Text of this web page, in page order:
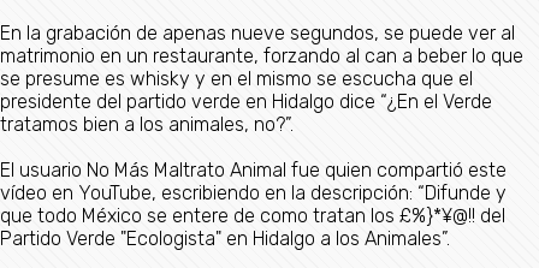
En la grabación de apenas nueve segundos, se puede ver al
matrimonio en un restaurante, forzando al can a beber lo que
se presume es whisky y en el mismo se escucha que el
presidente del partido verde en Hidalgo dice “¿En el Verde
tratamos bien a los animales, no?”.
El usuario No Más Maltrato Animal fue quien compartió este
vídeo en YouTube, escribiendo en la descripción: “Difunde y
que todo México se entere de como tratan los £%}*¥@!! del
Partido Verde "Ecologista" en Hidalgo a los Animales”.